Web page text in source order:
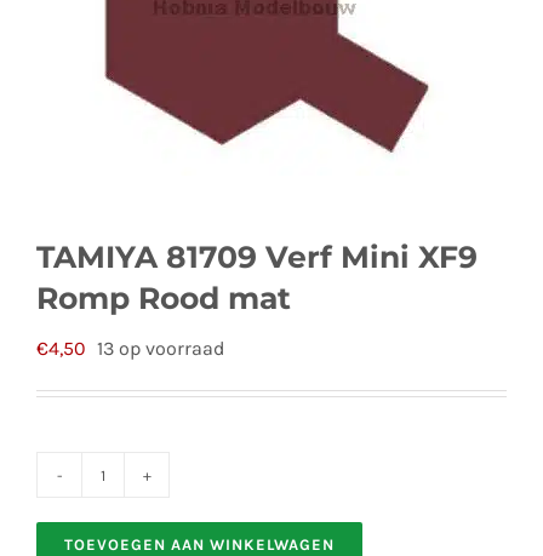
TAMIYA 81709 Verf Mini XF9
Romp Rood mat
€4,50 13 op voorraad
81709
TOEVOEGEN AAN WINKELWAGEN